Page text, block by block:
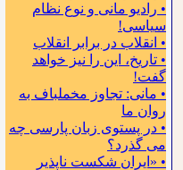
• رادیو مانی و نوع نظام
سیاسی!
• انقلاب در برابر انقلاب
• تاریخ، این را نیز خواهد
گفت!
• مانی: تجاوز مخملباف به
روان ما
• در پستوی زبان پارسی چه
می گذرد؟
• «ایران شکست ناپذیر